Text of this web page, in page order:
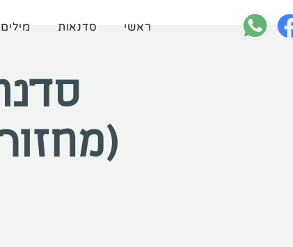
ראשי סדנאות
(מחזור 102, מנחה - אורן